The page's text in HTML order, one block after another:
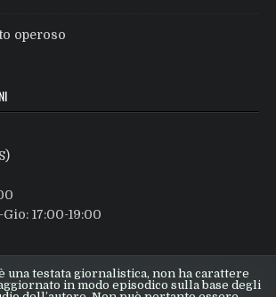
operoso
17:00-19:00
una testata giornalistica, non ha carattere
in modo episodico sulla base degli